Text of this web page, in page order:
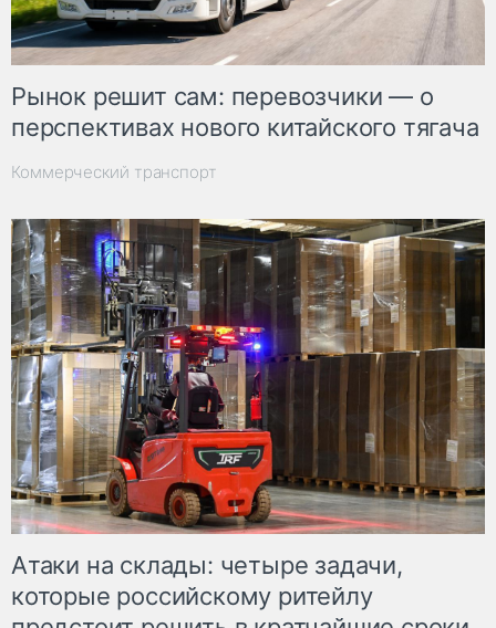
Рынок решит сам: перевозчики — о
перспективах нового китайского тягача
Коммерческий транспорт
Атаки на склады: четыре задачи,
которые российскому ритейлу